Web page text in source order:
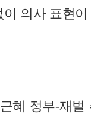
의사 표현
혜 정부-재